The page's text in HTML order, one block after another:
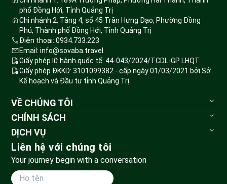
phố Đồng Hới, Tỉnh Quảng Trị
Chi nhánh 2: Tầng 4, số 45 Trần Hưng Đạo, Phường Đồng
Phú, Thành phố Đồng Hới, Tỉnh Quảng Trị
Điện thoại: 0934.733.223
Email: info@sovaba.travel
Giấy phép lữ hành quốc tế: 44-043/2024/TCDL-GP LHQT
Giấy phép ĐKKD: 3101099382 - cấp ngày 01/03/2021 bởi Sở
Kế hoạch và Đầu tư tỉnh Quảng Trị
VỀ CHÚNG TÔI
Sovaba.travel
CHÍNH SÁCH
Bảo mật thông tin
Đặt tour
Huỷ tour & hoàn tiền
Phương thức vận chuyển
Thanh toán
DỊCH VỤ
Tour du lịch
Vé vui chơi
Tour đoàn
Land Tour
Liên hệ với chúng tôi
Your journey begin with a conversation